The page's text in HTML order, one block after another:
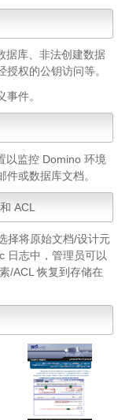
据库、非法创建数据
权的公钥访问等。
件。
以监控 Domino 环境
或数据库文档。
ACL
择将原始文档/设计元
日志中，管理员可以
/ACL 恢复到存储在